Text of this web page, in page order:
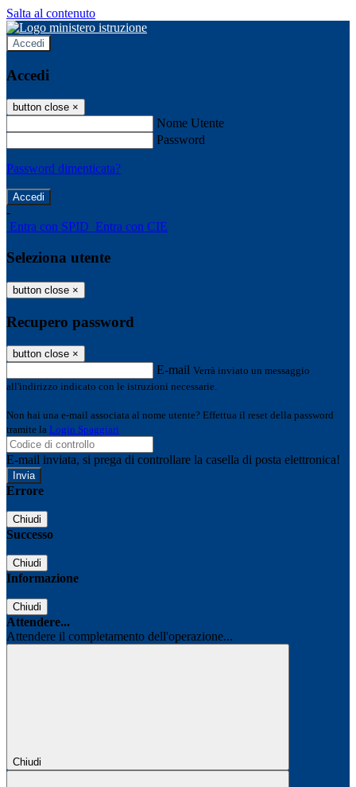
Salta al contenuto
Accedi
Accedi
button close ×
Nome Utente
Password
Password dimenticata?
-
Entra con SPID Entra con CIE
Seleziona utente
button close ×
Recupero password
button close ×
E-mail Verrà inviato un messaggio
all'indirizzo indicato con le istruzioni necessarie.
Non hai una e-mail associata al nome utente? Effettua il reset della password
tramite la Login Spaggiari
E-mail inviata, si prega di controllare la casella di posta elettronica!
Errore
Chiudi
Successo
Chiudi
Informazione
Chiudi
Attendere...
Attendere il completamento dell'operazione...
Chiudi